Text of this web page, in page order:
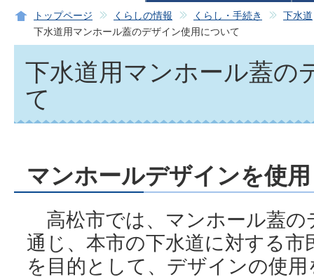
トップページ くらしの情報 くらし・手続き
下水道
下水道用マンホール蓋のデザイン使用について
下水道用マンホール蓋の
て
マンホールデザインを使
高松市では、マンホール蓋の
通じ、本市の下水道に対する
を目的として、デザインの使